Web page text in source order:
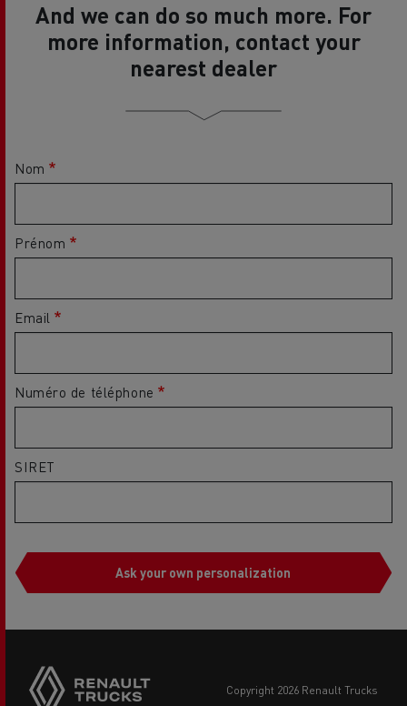
And we can do so much more. For
more information, contact your
nearest dealer
Nom
Prénom
Email
Numéro de téléphone
SIRET
Ask your own personalization
buttons
copyright 2026 Renault Trucks